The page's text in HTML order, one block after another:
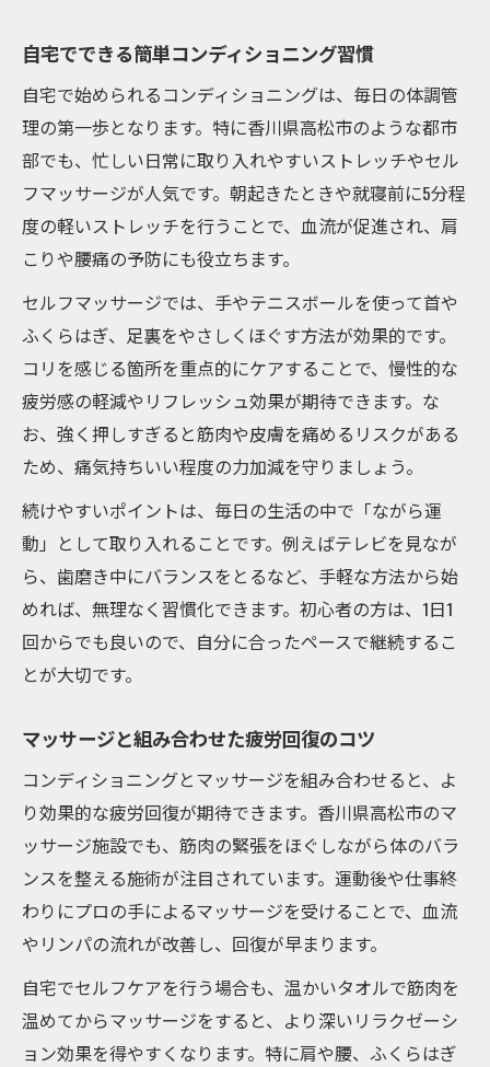
自宅でできる簡単コンディショニング習慣
自宅で始められるコンディショニングは、毎日の体調管
理の第一歩となります。特に香川県高松市のような都市
部でも、忙しい日常に取り入れやすいストレッチやセル
フマッサージが人気です。朝起きたときや就寝前に5分程
度の軽いストレッチを行うことで、血流が促進され、肩
こりや腰痛の予防にも役立ちます。
セルフマッサージでは、手やテニスボールを使って首や
ふくらはぎ、足裏をやさしくほぐす方法が効果的です。
コリを感じる箇所を重点的にケアすることで、慢性的な
疲労感の軽減やリフレッシュ効果が期待できます。な
お、強く押しすぎると筋肉や皮膚を痛めるリスクがある
ため、痛気持ちいい程度の力加減を守りましょう。
続けやすいポイントは、毎日の生活の中で「ながら運
動」として取り入れることです。例えばテレビを見なが
ら、歯磨き中にバランスをとるなど、手軽な方法から始
めれば、無理なく習慣化できます。初心者の方は、1日1
回からでも良いので、自分に合ったペースで継続するこ
とが大切です。
マッサージと組み合わせた疲労回復のコツ
コンディショニングとマッサージを組み合わせると、よ
り効果的な疲労回復が期待できます。香川県高松市のマ
ッサージ施設でも、筋肉の緊張をほぐしながら体のバラ
ンスを整える施術が注目されています。運動後や仕事終
わりにプロの手によるマッサージを受けることで、血流
やリンパの流れが改善し、回復が早まります。
自宅でセルフケアを行う場合も、温かいタオルで筋肉を
温めてからマッサージをすると、より深いリラクゼーシ
ョン効果を得やすくなります。特に肩や腰、ふくらはぎ